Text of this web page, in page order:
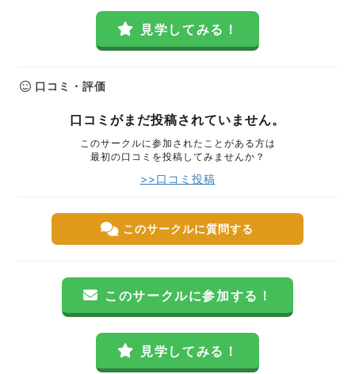
見学してみる！
口コミ・評価
口コミがまだ投稿されていません。
このサークルに参加されたことがある方は
最初の口コミを投稿してみませんか？
>>口コミ投稿
このサークルに質問する
このサークルに参加する！
見学してみる！